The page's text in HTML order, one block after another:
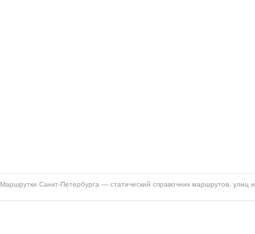
Маршрутки Санкт-Петербурга — статический справочник маршрутов, улиц и